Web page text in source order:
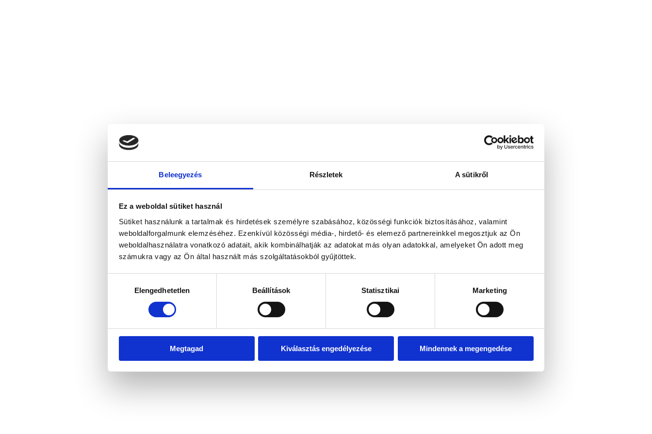
Beleegyezés Részletek A sütikről
Ez a weboldal sütiket használ
Sütiket használunk a tartalmak és hirdetések személyre szabásához, közösségi funkciók biztosításához, valamint
weboldalforgalmunk elemzéséhez. Ezenkívül közösségi média-, hirdető- és elemező partnereinkkel megosztjuk az Ön
weboldalhasználatra vonatkozó adatait, akik kombinálhatják az adatokat más olyan adatokkal, amelyeket Ön adott meg
számukra vagy az Ön által használt más szolgáltatásokból gyűjtöttek.
kiválasztásaElengedhetetlen Beállítások Statisztikai Marketing
Megtagad Kiválasztás engedélyezése Mindennek a megengedése
Application error: a client-side exception has occurred while loadingwww.bicapp.hu (see the browser console for more information)